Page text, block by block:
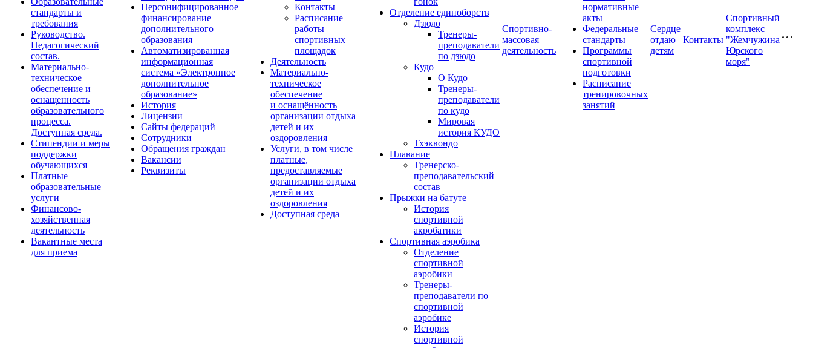
стандарты и
требования
Руководство.
Педагогический
состав.
Материально-
техническое
обеспечение и
оснащенность
образовательного
процесса.
Доступная среда.
Стипендии и меры
поддержки
обучающихся
Платные
образовательные
услуги
Финансово-
хозяйственная
деятельность
Вакантные места
для приема
Персонифицированное
финансирование
дополнительного
образования
Автоматизированная
информационная
система «Электронное
дополнительное
образование»
История
Лицензии
Сайты федераций
Сотрудники
Обращения граждан
Вакансии
Реквизиты
Контакты
Расписание
работы
спортивных
площадок
Деятельность
Материально-
техническое
обеспечение
и оснащённость
организации отдыха
детей и их
оздоровления
Услуги, в том числе
платные,
предоставляемые
организации отдыха
детей и их
оздоровления
Доступная среда
Отделение единоборств
Дзюдо
Тренеры-
преподаватели
по дзюдо
Кудо
О Кудо
Тренеры-
преподаватели
по кудо
Мировая
история КУДО
Тхэквондо
Плавание
Тренерско-
преподавательский
состав
Прыжки на батуте
История
спортивной
акробатики
Спортивная аэробика
Отделение
спортивной
аэробики
Тренеры-
преподаватели по
спортивной
аэробике
История
спортивной
Спортивно-
массовая
деятельность
нормативные
акты
Федеральные
стандарты
Программы
спортивной
подготовки
Расписание
тренировочных
занятий
Сердце
отдаю
детям
Контакты
Спортивный
комплекс
"Жемчужина
Юрского
моря"